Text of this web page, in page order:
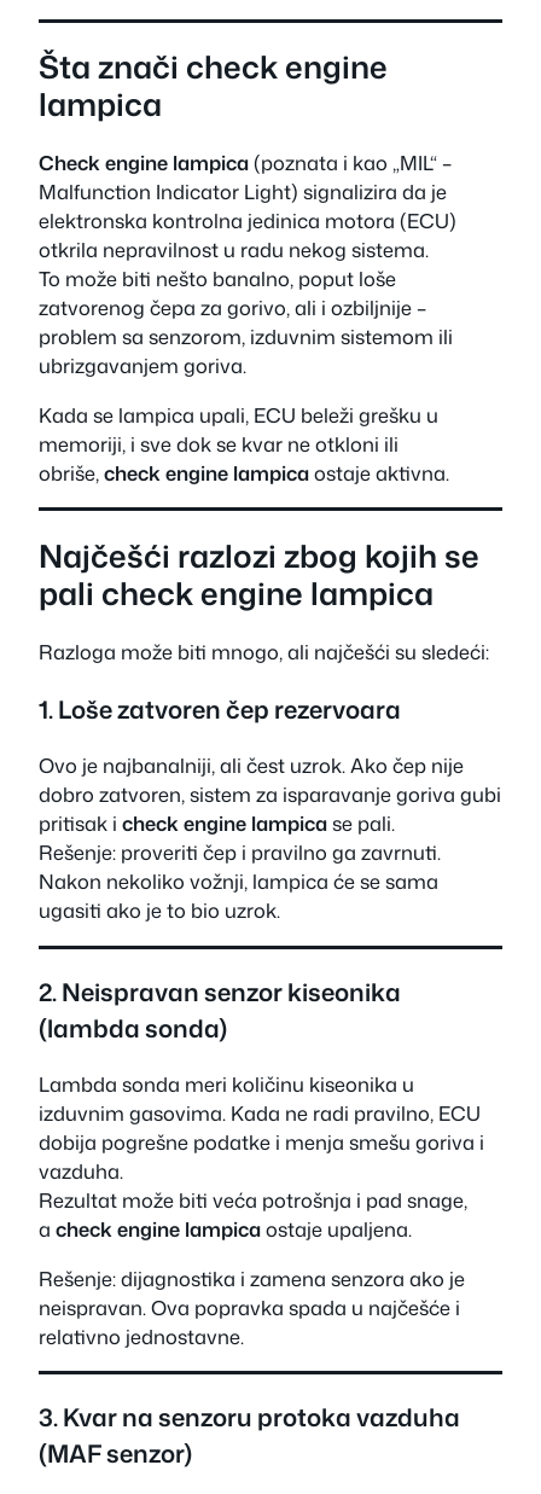
Šta znači check engine
lampica
Check engine lampica(poznata i kao „MIL“ –
Malfunction Indicator Light) signalizira da je
elektronska kontrolna jedinica motora (ECU)
otkrila nepravilnost u radu nekog sistema.
To može biti nešto banalno, poput loše
zatvorenog čepa za gorivo, ali i ozbiljnije –
problem sa senzorom, izduvnim sistemom ili
ubrizgavanjem goriva.
Kada se lampica upali, ECU beleži grešku u
memoriji, i sve dok se kvar ne otkloni ili
obriše,check engine lampicaostaje aktivna.
Najčešći razlozi zbog kojih se
pali check engine lampica
Razloga može biti mnogo, ali najčešći su sledeći:
1. Loše zatvoren čep rezervoara
Ovo je najbanalniji, ali čest uzrok. Ako čep nije
dobro zatvoren, sistem za isparavanje goriva gubi
pritisak i check engine lampicase pali.
Rešenje: proveriti čep i pravilno ga zavrnuti.
Nakon nekoliko vožnji, lampica će se sama
ugasiti ako je to bio uzrok.
2. Neispravan senzor kiseonika
(lambda sonda)
Lambda sonda meri količinu kiseonika u
izduvnim gasovima. Kada ne radi pravilno, ECU
dobija pogrešne podatke i menja smešu goriva i
vazduha.
Rezultat može biti veća potrošnja i pad snage,
a check engine lampicaostaje upaljena.
Rešenje: dijagnostika i zamena senzora ako je
neispravan. Ova popravka spada u najčešće i
relativno jednostavne.
3. Kvar na senzoru protoka vazduha
(MAF senzor)